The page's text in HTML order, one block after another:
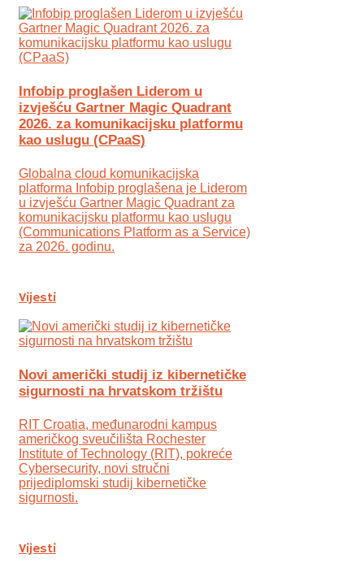
Infobip proglašen Liderom u
izvješću Gartner Magic Quadrant
2026. za komunikacijsku platformu
kao uslugu (CPaaS)
Globalna cloud komunikacijska
platforma Infobip proglašena je Liderom
u izvješću Gartner Magic Quadrant za
komunikacijsku platformu kao uslugu
(Communications Platform as a Service)
za 2026. godinu.
Vijesti
Novi američki studij iz kibernetičke
sigurnosti na hrvatskom tržištu
RIT Croatia, međunarodni kampus
američkog sveučilišta Rochester
Institute of Technology (RIT), pokreće
Cybersecurity, novi stručni
prijediplomski studij kibernetičke
sigurnosti.
Vijesti